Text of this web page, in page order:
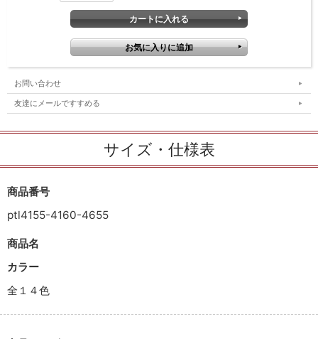
お問い合わせ
友達にメールですすめる
サイズ・仕様表
商品番号
ptl4155-4160-4655
商品名
カラー
全１４色